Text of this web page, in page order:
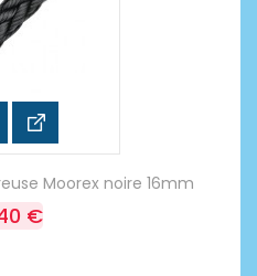
Moorex noire 16mm
€